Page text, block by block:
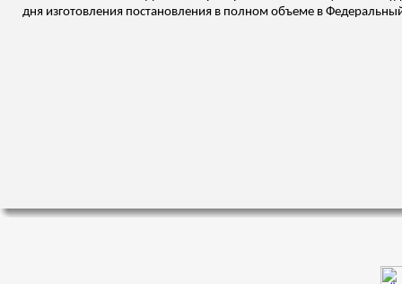
дня изготовления постановления в полном объеме в